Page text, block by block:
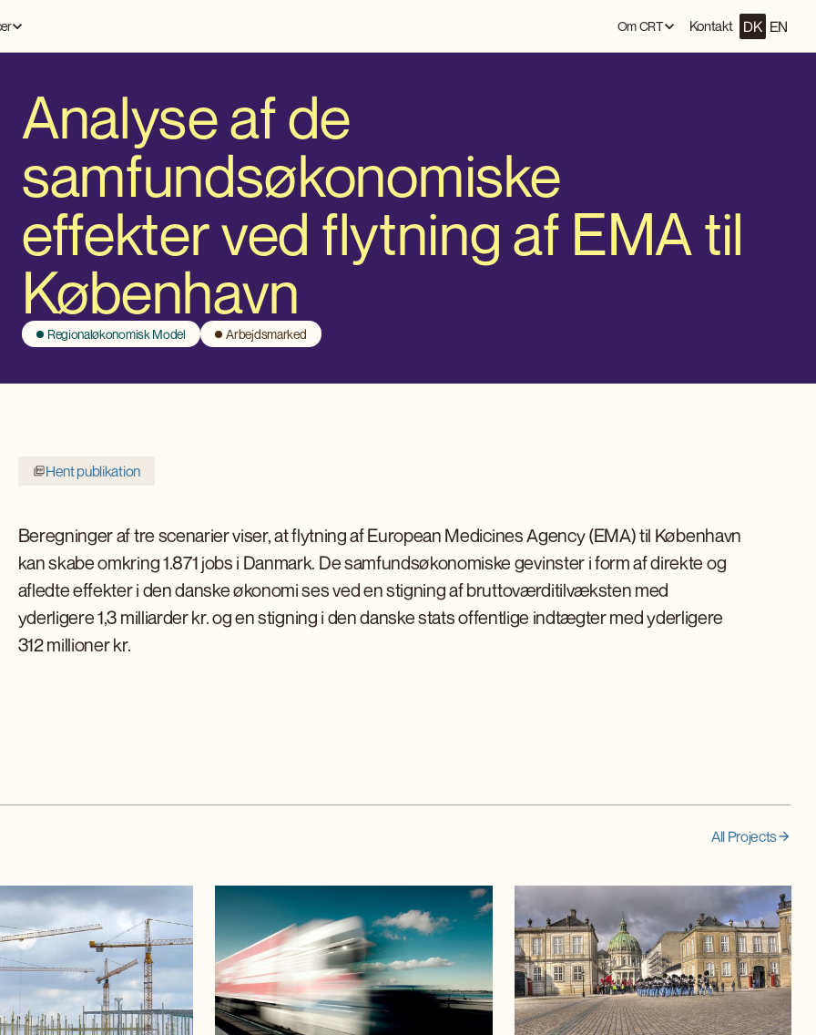
Om CRT Kontakt DK EN
Analyse af de
samfundsøkonomiske
effekter ved flytning af EMA til
København
Regionaløkonomisk Model Arbejdsmarked
Hent publikation
Beregninger af tre scenarier viser, at flytning af European Medicines Agency (EMA) til København
kan skabe omkring 1.871 jobs i Danmark. De samfundsøkonomiske gevinster i form af direkte og
afledte effekter i den danske økonomi ses ved en stigning af bruttoværditilvæksten med
yderligere 1,3 milliarder kr. og en stigning i den danske stats offentlige indtægter med yderligere
312 millioner kr.
All Projects